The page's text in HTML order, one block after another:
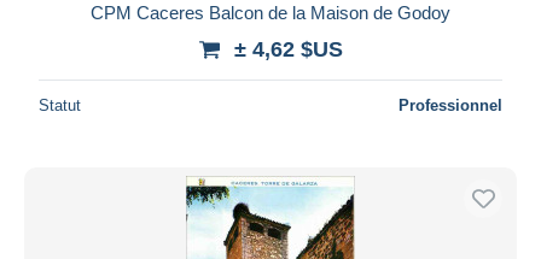
CPM Caceres Balcon de la Maison de Godoy
± 4,62 $US
Statut Professionnel